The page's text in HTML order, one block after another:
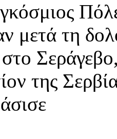
μετά τη
της